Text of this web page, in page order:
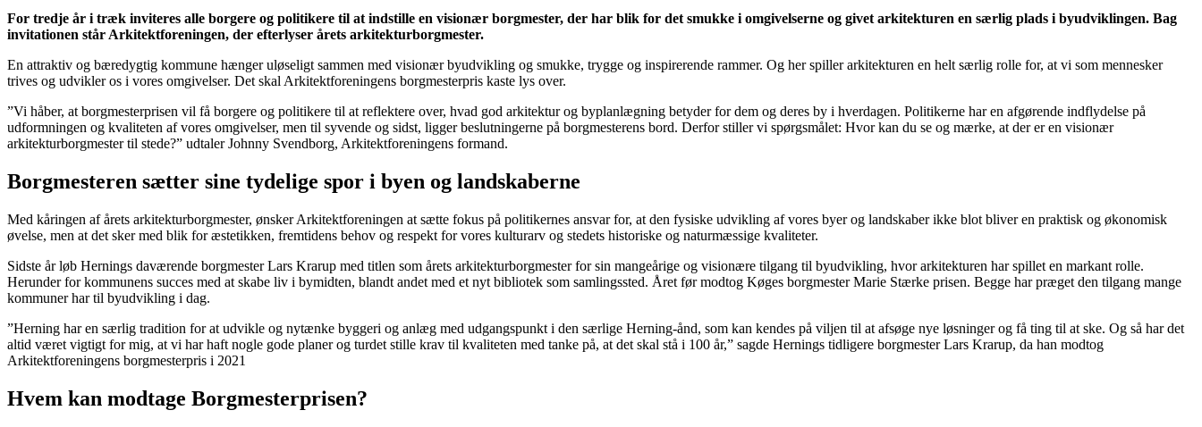
For tredje år i træk inviteres alle borgere og politikere til at indstille en visionær borgmester, der har blik for det smukke i omgivelserne og givet arkitekturen en særlig plads i byudviklingen. Bag
invitationen står Arkitektforeningen, der efterlyser årets arkitekturborgmester.
En attraktiv og bæredygtig kommune hænger uløseligt sammen med visionær byudvikling og smukke, trygge og inspirerende rammer. Og her spiller arkitekturen en helt særlig rolle for, at vi som mennesker
trives og udvikler os i vores omgivelser. Det skal Arkitektforeningens borgmesterpris kaste lys over.
”Vi håber, at borgmesterprisen vil få borgere og politikere til at reflektere over, hvad god arkitektur og byplanlægning betyder for dem og deres by i hverdagen. Politikerne har en afgørende indflydelse på
udformningen og kvaliteten af vores omgivelser, men til syvende og sidst, ligger beslutningerne på borgmesterens bord. Derfor stiller vi spørgsmålet: Hvor kan du se og mærke, at der er en visionær
arkitekturborgmester til stede?” udtaler Johnny Svendborg, Arkitektforeningens formand.
Borgmesteren sætter sine tydelige spor i byen og landskaberne
Med kåringen af årets arkitekturborgmester, ønsker Arkitektforeningen at sætte fokus på politikernes ansvar for, at den fysiske udvikling af vores byer og landskaber ikke blot bliver en praktisk og økonomisk
øvelse, men at det sker med blik for æstetikken, fremtidens behov og respekt for vores kulturarv og stedets historiske og naturmæssige kvaliteter.
Sidste år løb Hernings daværende borgmester Lars Krarup med titlen som årets arkitekturborgmester for sin mangeårige og visionære tilgang til byudvikling, hvor arkitekturen har spillet en markant rolle.
Herunder for kommunens succes med at skabe liv i bymidten, blandt andet med et nyt bibliotek som samlingssted. Året før modtog Køges borgmester Marie Stærke prisen. Begge har præget den tilgang mange
kommuner har til byudvikling i dag.
”Herning har en særlig tradition for at udvikle og nytænke byggeri og anlæg med udgangspunkt i den særlige Herning-ånd, som kan kendes på viljen til at afsøge nye løsninger og få ting til at ske. Og så har det
altid været vigtigt for mig, at vi har haft nogle gode planer og turdet stille krav til kvaliteten med tanke på, at det skal stå i 100 år,” sagde Hernings tidligere borgmester Lars Krarup, da han modtog
Arkitektforeningens borgmesterpris i 2021
Hvem kan modtage Borgmesterprisen?